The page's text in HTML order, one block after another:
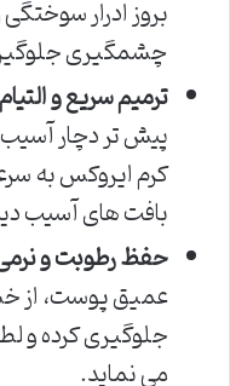
بروز ادرار
چشمگیری
ترمیم سریع و
پیش تر دچار آسیب
کرم ایروکس به
بافت های آسیب
حفظ رطوبت و نرمی
عمیق پوست، از
جلوگیری کرده و
می نماید.